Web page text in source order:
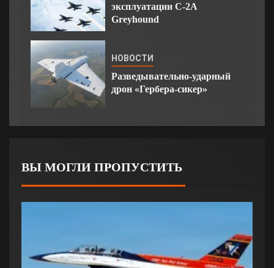
эксплуатации C-2A
Greyhound
НОВОСТИ
Разведывательно-ударный
дрон «Гербера-сикер»
ВЫ МОГЛИ ПРОПУСТИТЬ